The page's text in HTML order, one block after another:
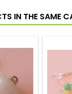
IN THE SAME